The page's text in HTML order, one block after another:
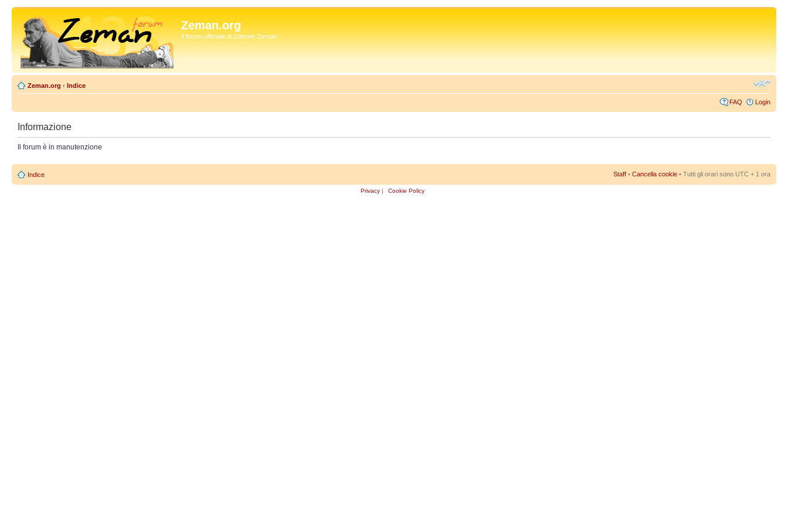
Zeman.org
Il forum ufficiale di Zdenek Zeman
Zeman.org ‹ Indice
FAQ Login
Informazione
Il forum è in manutenzione
Indice Staff • Cancella cookie • Tutti gli orari sono UTC + 1 ora
Privacy | Cookie Policy